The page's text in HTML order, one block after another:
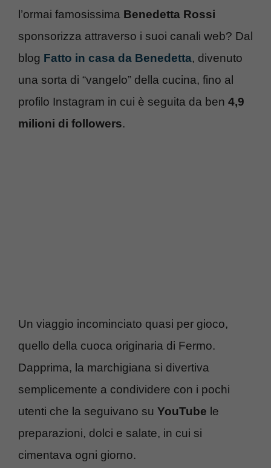
l’ormai famosissima Benedetta Rossi
sponsorizza attraverso i suoi canali web? Dal
blog Fatto in casa da Benedetta, divenuto
una sorta di “vangelo” della cucina, fino al
profilo Instagram in cui è seguita da ben 4,9
milioni di followers.
Un viaggio incominciato quasi per gioco,
quello della cuoca originaria di Fermo.
Dapprima, la marchigiana si divertiva
semplicemente a condividere con i pochi
utenti che la seguivano su YouTube le
preparazioni, dolci e salate, in cui si
cimentava ogni giorno.